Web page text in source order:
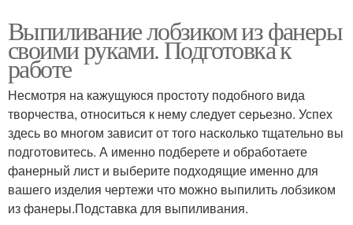
Выпиливание лобзиком из фанеры
своими руками. Подготовка к
работе
Несмотря на кажущуюся простоту подобного вида
творчества, относиться к нему следует серьезно. Успех
здесь во многом зависит от того насколько тщательно вы
подготовитесь. А именно подберете и обработаете
фанерный лист и выберите подходящие именно для
вашего изделия чертежи что можно выпилить лобзиком
из фанеры.Подставка для выпиливания.